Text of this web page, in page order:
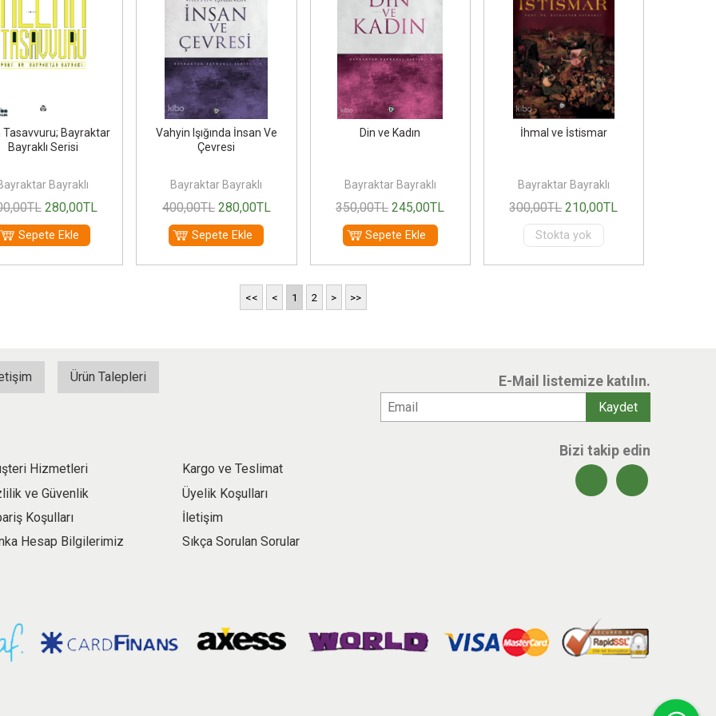
Tasavvuru; Bayraktar
Bayraklı Serisi
Bayraklı
,00TL 280,00TL
Sepete Ekle
Vahyin Işığında İnsan Ve
Çevresi
Bayraktar Bayraklı
400,00TL 280,00TL
Sepete Ekle
Din ve Kadın
Bayraktar Bayraklı
350,00TL 245,00TL
Sepete Ekle
İhmal ve İstismar
Bayraktar Bayraklı
300,00TL 210,00TL
Stokta yok
<< < 1 2 > >>
Ürün Talepleri
Hizmetleri
Kargo ve Teslimat
ve Güvenlik
Üyelik Koşulları
Koşulları
İletişim
Hesap Bilgilerimiz
Sıkça Sorulan Sorular
E-Mail listemize katılın.
Bizi takip edin